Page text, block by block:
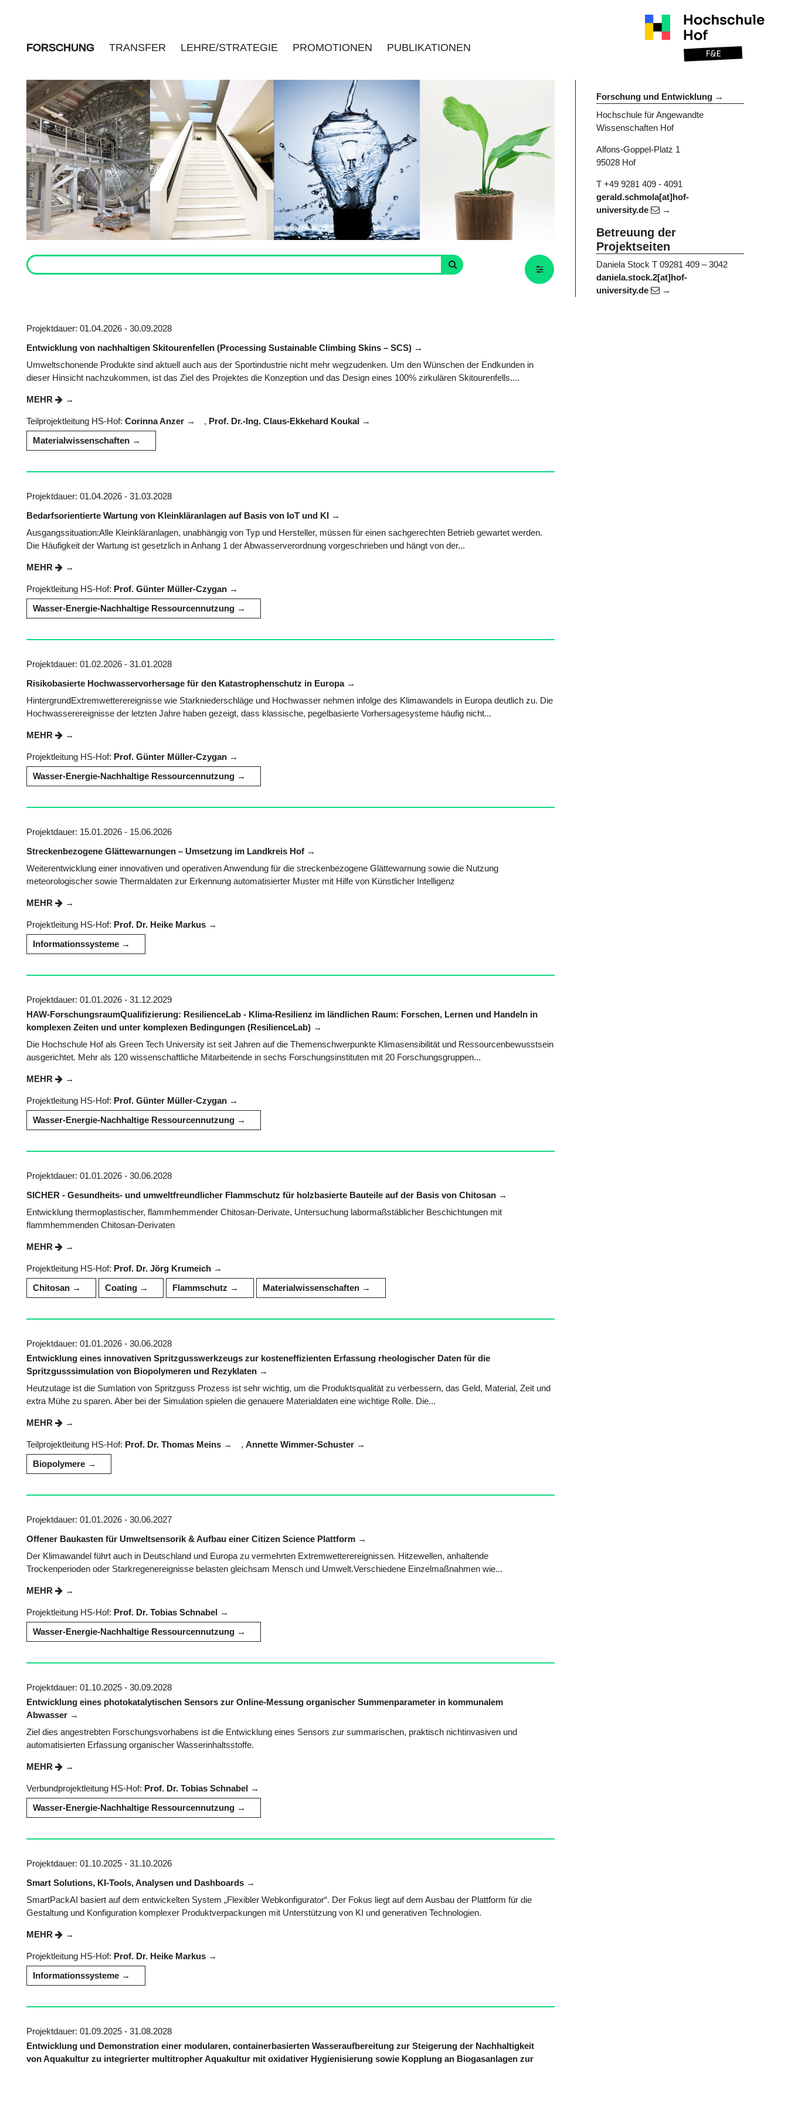
FORSCHUNG TRANSFER LEHRE/STRATEGIE PROMOTIONEN PUBLIKATIONEN
Projektdauer: 01.04.2026 - 30.09.2028
Entwicklung von nachhaltigen Skitourenfellen (Processing Sustainable Climbing Skins – SCS)
Umweltschonende Produkte sind aktuell auch aus der Sportindustrie nicht mehr wegzudenken. Um den Wünschen der Endkunden in
dieser Hinsicht nachzukommen, ist das Ziel des Projektes die Konzeption und das Design eines 100% zirkulären Skitourenfells....
MEHR
Teilprojektleitung HS-Hof: Corinna Anzer , Prof. Dr.-Ing. Claus-Ekkehard Koukal
Materialwissenschaften
Projektdauer: 01.04.2026 - 31.03.2028
Bedarfsorientierte Wartung von Kleinkläranlagen auf Basis von IoT und KI
Ausgangssituation:Alle Kleinkläranlagen, unabhängig von Typ und Hersteller, müssen für einen sachgerechten Betrieb gewartet werden.
Die Häufigkeit der Wartung ist gesetzlich in Anhang 1 der Abwasserverordnung vorgeschrieben und hängt von der...
MEHR
Projektleitung HS-Hof: Prof. Günter Müller-Czygan
Wasser-Energie-Nachhaltige Ressourcennutzung
Projektdauer: 01.02.2026 - 31.01.2028
Risikobasierte Hochwasservorhersage für den Katastrophenschutz in Europa
HintergrundExtremwetterereignisse wie Starkniederschläge und Hochwasser nehmen infolge des Klimawandels in Europa deutlich zu. Die
Hochwasserereignisse der letzten Jahre haben gezeigt, dass klassische, pegelbasierte Vorhersagesysteme häufig nicht...
MEHR
Projektleitung HS-Hof: Prof. Günter Müller-Czygan
Wasser-Energie-Nachhaltige Ressourcennutzung
Projektdauer: 15.01.2026 - 15.06.2026
Streckenbezogene Glättewarnungen – Umsetzung im Landkreis Hof
Weiterentwicklung einer innovativen und operativen Anwendung für die streckenbezogene Glättewarnung sowie die Nutzung
meteorologischer sowie Thermaldaten zur Erkennung automatisierter Muster mit Hilfe von Künstlicher Intelligenz
MEHR
Projektleitung HS-Hof: Prof. Dr. Heike Markus
Informationssysteme
Projektdauer: 01.01.2026 - 31.12.2029
HAW-ForschungsraumQualifizierung: ResilienceLab - Klima-Resilienz im ländlichen Raum: Forschen, Lernen und Handeln in
komplexen Zeiten und unter komplexen Bedingungen (ResilienceLab)
Die Hochschule Hof als Green Tech University ist seit Jahren auf die Themenschwerpunkte Klimasensibilität und Ressourcenbewusstsein
ausgerichtet. Mehr als 120 wissenschaftliche Mitarbeitende in sechs Forschungsinstituten mit 20 Forschungsgruppen...
MEHR
Projektleitung HS-Hof: Prof. Günter Müller-Czygan
Wasser-Energie-Nachhaltige Ressourcennutzung
Projektdauer: 01.01.2026 - 30.06.2028
SICHER - Gesundheits- und umweltfreundlicher Flammschutz für holzbasierte Bauteile auf der Basis von Chitosan
Entwicklung thermoplastischer, flammhemmender Chitosan-Derivate, Untersuchung labormaßstäblicher Beschichtungen mit
flammhemmenden Chitosan-Derivaten
MEHR
Projektleitung HS-Hof: Prof. Dr. Jörg Krumeich
Chitosan
Coating Flammschutz Materialwissenschaften
Projektdauer: 01.01.2026 - 30.06.2028
Entwicklung eines innovativen Spritzgusswerkzeugs zur kosteneffizienten Erfassung rheologischer Daten für die
Spritzgusssimulation von Biopolymeren und Rezyklaten
Heutzutage ist die Sumlation von Spritzguss Prozess ist sehr wichtig, um die Produktsqualität zu verbessern, das Geld, Material, Zeit und
extra Mühe zu sparen. Aber bei der Simulation spielen die genauere Materialdaten eine wichtige Rolle. Die...
MEHR
Teilprojektleitung HS-Hof: Prof. Dr. Thomas Meins , Annette Wimmer-Schuster
Biopolymere
Projektdauer: 01.01.2026 - 30.06.2027
Offener Baukasten für Umweltsensorik & Aufbau einer Citizen Science Plattform
Der Klimawandel führt auch in Deutschland und Europa zu vermehrten Extremwetterereignissen. Hitzewellen, anhaltende
Trockenperioden oder Starkregenereignisse belasten gleichsam Mensch und Umwelt.Verschiedene Einzelmaßnahmen wie...
MEHR
Projektleitung HS-Hof: Prof. Dr. Tobias Schnabel
Wasser-Energie-Nachhaltige Ressourcennutzung
Projektdauer: 01.10.2025 - 30.09.2028
Entwicklung eines photokatalytischen Sensors zur Online-Messung organischer Summenparameter in kommunalem
Abwasser
Ziel dies angestrebten Forschungsvorhabens ist die Entwicklung eines Sensors zur summarischen, praktisch nichtinvasiven und
automatisierten Erfassung organischer Wasserinhaltsstoffe.
MEHR
Verbundprojektleitung HS-Hof: Prof. Dr. Tobias Schnabel
Wasser-Energie-Nachhaltige Ressourcennutzung
Projektdauer: 01.10.2025 - 31.10.2026
Smart Solutions, KI-Tools, Analysen und Dashboards
SmartPackAI basiert auf dem entwickelten System „Flexibler Webkonfigurator“. Der Fokus liegt auf dem Ausbau der Plattform für die
Gestaltung und Konfiguration komplexer Produktverpackungen mit Unterstützung von KI und generativen Technologien.
MEHR
Projektleitung HS-Hof: Prof. Dr. Heike Markus
Informationssysteme
Projektdauer: 01.09.2025 - 31.08.2028
Entwicklung und Demonstration einer modularen, containerbasierten Wasseraufbereitung zur Steigerung der Nachhaltigkeit
von Aquakultur zu integrierter multitropher Aquakultur mit oxidativer Hygienisierung sowie Kopplung an Biogasanlagen zur
Forschung und Entwicklung
Hochschule für Angewandte
Wissenschaften Hof
Alfons-Goppel-Platz 1
95028 Hof
T +49 9281 409 - 4091
gerald.schmola[at]hof-
university.de
Betreuung der
Projektseiten
Daniela Stock T 09281 409 – 3042
daniela.stock.2[at]hof-
university.de